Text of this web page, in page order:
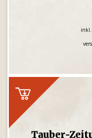
inkl.
Tauber-